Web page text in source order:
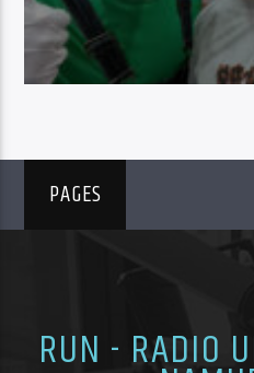
PAGES
RUN - RADIO